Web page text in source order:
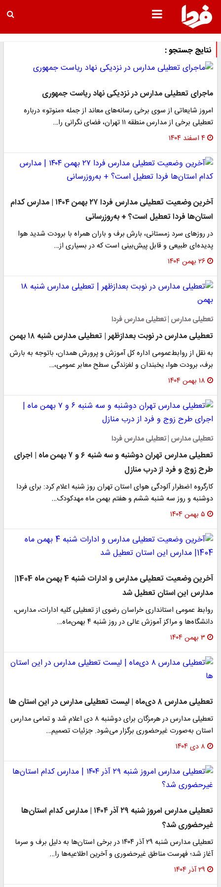
نتایج جستجو :
ماجرای تعطیلی مدارس در نزدیکی نهاد ریاست جمهوری
امروز شایعاتی از سوی برخی رسانه‌های معاند از جمله «منوتو» درباره
تعطیلی برخی از مدارس منطقه ۱۱ تهران، فضای نگرانی را…
۴ اسفند ۱۴۰۴
آخرین وضعیت تعطیلی مدارس فردا ۲۷ بهمن ۱۴۰۴ | مدارس کدام
استان‌ها فردا تعطیل است؟ + به‌روزرسانی
در روزهای سرد زمستانی، بارش برف و باران همراه با برودت شدید هوا
پدیده‌ای طبیعی و قابل پیش‌بینی است که در بسیاری از…
۲۶ بهمن ۱۴۰۴
تعطیلی مدارس | تعطیلی مدارس فردا
تعطیلی مدارس در نوبت بعدازظهر | تعطیلی مدارس شنبه ۱۸ بهمن
به نقل از روابط‌عمومی اداره کل آموزش و پرورش همدان، باتوجه به بارش
برف، برودت هوا، یخبندان و لغزندگی سطح معابر عمومی،…
۱۸ بهمن ۱۴۰۴
تعطیلی مدارس | تعطیلی مدارس فردا
تعطیلی مدارس تهران دوشنبه و سه شنبه ۶ و ۷ بهمن ماه | اجرای
طرح زوج و فرد از درب منازل
کارگروه اضطرار آلودگی هوای استان تهران روز شنبه اعلام کرد: برای فردا
دوشنبه و روز سه شنبه ششم و هفتم بهمن ماه مهدکودک…
۵ بهمن ۱۴۰۴
آخرین وضعیت تعطیلی مدارس و ادارات شنبه 4 بهمن ماه 1404|
مدارس این استان تعطیل شد
روابط عمومی استانداری خراسان رضوی از تعطیلی کلیه ادارات، مدارس،
دانشگاه‌ها و مراکز آموزش عالی در روز شنبه ۴ بهمن‌ماه…
۳ بهمن ۱۴۰۴
تعطیلی مدارس ۸ دی‌ماه | لیست تعطیلی مدارس در این استان ها
تعطیلی مدارس در هرمزگان برای دوشنبه ۸ دی اعلام شد و تمامی مدارس
استان به‌صورت غیرحضوری برگزار می‌شود. جزئیات تصمیم…
۸ دی ۱۴۰۴
تعطیلی مدارس امروز شنبه ۲۹ آذر ۱۴۰۴ | مدارس کدام استان‌ها
غیرحضوری شد؟
تعطیلی مدارس شنبه ۲۹ آذر ۱۴۰۴ در برخی استان‌ها به دلیل برف و سرما
آغاز شد؛ فهرست مناطق غیرحضوری و آخرین اطلاعیه‌ها را…
۲۹ آذر ۱۴۰۴